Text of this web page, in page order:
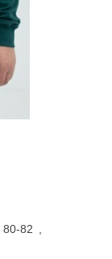
80-82 ,